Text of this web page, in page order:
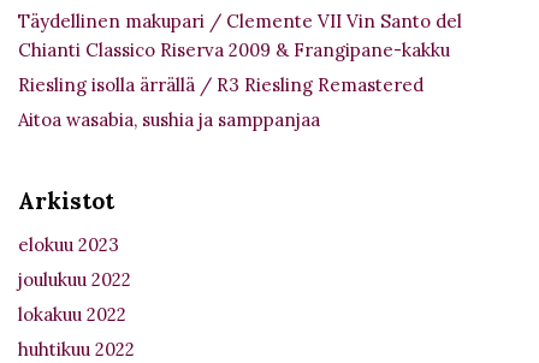
Täydellinen makupari / Clemente VII Vin Santo del
Chianti Classico Riserva 2009 & Frangipane-kakku
Riesling isolla ärrällä / R3 Riesling Remastered
Aitoa wasabia, sushia ja samppanjaa
Arkistot
elokuu 2023
joulukuu 2022
lokakuu 2022
huhtikuu 2022